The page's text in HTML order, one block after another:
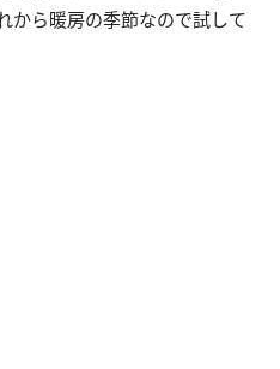
から暖房の季節なので試して